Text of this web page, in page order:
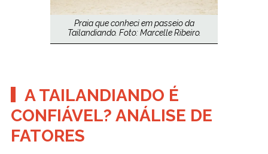
Praia que conheci em passeio da
Tailandiando. Foto: Marcelle Ribeiro.
A TAILANDIANDO É
CONFIÁVEL? ANÁLISE DE
FATORES